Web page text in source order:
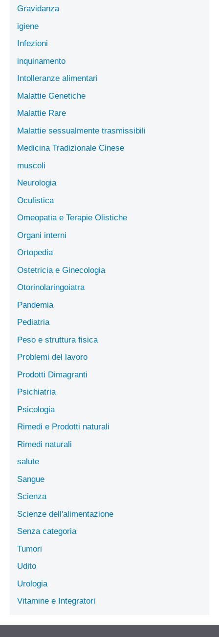
Gravidanza
igiene
Infezioni
inquinamento
Intolleranze alimentari
Malattie Genetiche
Malattie Rare
Malattie sessualmente trasmissibili
Medicina Tradizionale Cinese
muscoli
Neurologia
Oculistica
Omeopatia e Terapie Olistiche
Organi interni
Ortopedia
Ostetricia e Ginecologia
Otorinolaringoiatra
Pandemia
Pediatria
Peso e struttura fisica
Problemi del lavoro
Prodotti Dimagranti
Psichiatria
Psicologia
Rimedi e Prodotti naturali
Rimedi naturali
salute
Sangue
Scienza
Scienze dell'alimentazione
Senza categoria
Tumori
Udito
Urologia
Vitamine e Integratori